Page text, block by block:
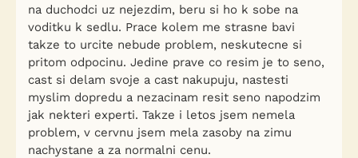
na duchodci uz nejezdim, beru si ho k sobe na
voditku k sedlu. Prace kolem me strasne bavi
takze to urcite nebude problem, neskutecne si
pritom odpocinu. Jedine prave co resim je to seno,
cast si delam svoje a cast nakupuju, nastesti
myslim dopredu a nezacinam resit seno napodzim
jak nekteri experti. Takze i letos jsem nemela
problem, v cervnu jsem mela zasoby na zimu
nachystane a za normalni cenu.